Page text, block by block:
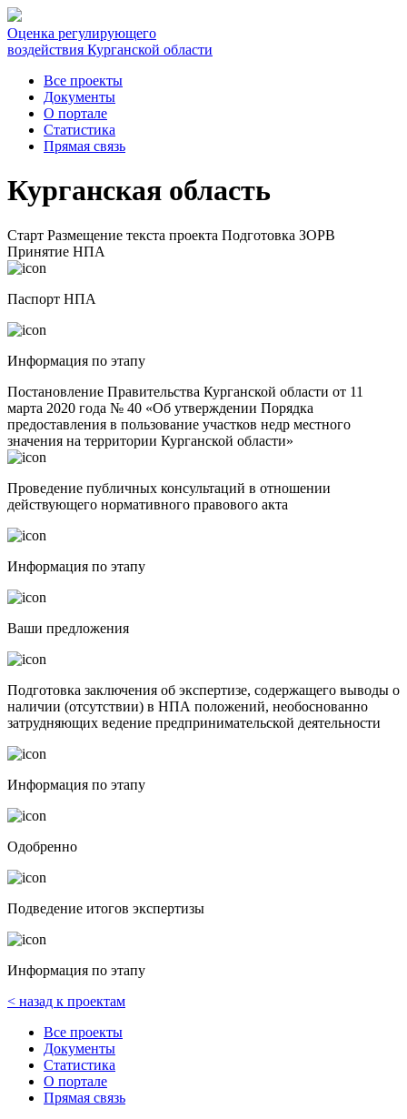
Оценка регулирующего
воздействия Курганской области
Все проекты
Документы
О портале
Статистика
Прямая связь
Курганская область
Старт Размещение текста проекта Подготовка ЗОРВ
Принятие НПА
Паспорт НПА
Информация по этапу
Постановление Правительства Курганской области от 11
марта 2020 года № 40 «Об утверждении Порядка
предоставления в пользование участков недр местного
значения на территории Курганской области»
Проведение публичных консультаций в отношении
действующего нормативного правового акта
Информация по этапу
Ваши предложения
Подготовка заключения об экспертизе, содержащего выводы о
наличии (отсутствии) в НПА положений, необоснованно
затрудняющих ведение предпринимательской деятельности
Информация по этапу
Одобренно
Подведение итогов экспертизы
Информация по этапу
< назад к проектам
Все проекты
Документы
Статистика
О портале
Прямая связь